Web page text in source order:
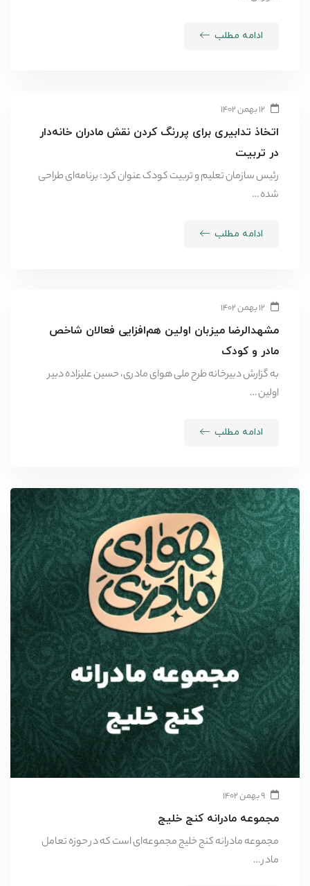
ادامه مطلب
۱۲ بهمن ۱۴۰۲
اتخاذ تدابیری برای پررنگ کردن نقش مادران خانه‌دار
در تربیت
رئیس سازمان تعلیم و تربیت کودک عنوان کرد: برنامه‌ای طراحی
شده …
ادامه مطلب
۱۲ بهمن ۱۴۰۲
مشهدالرضا میزبان اولین هم‌افزایی فعالان شاخص
مادر و کودک
به گزارش دبیرخانه طرح ملی هوای مادری، حسین علیزاده دبیر
اولین …
ادامه مطلب
۹ بهمن ۱۴۰۲
مجموعه مادرانه کنج خلیج
مجموعه مادرانه کنج خلیج مجموعه‌ای است که در حوزه تعامل
مادر …